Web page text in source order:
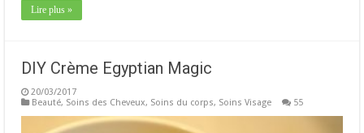
Lire plus »
DIY Crème Egyptian Magic
20/03/2017
Beauté, Soins des Cheveux, Soins du corps, Soins Visage 55